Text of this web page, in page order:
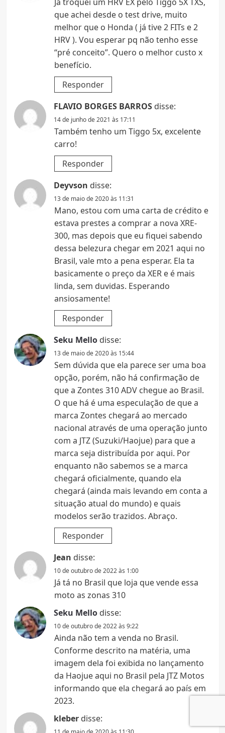
que achei desde o test drive, muito
melhor que o Honda ( já tive 2 FITs e 2
HRV ). Vou esperar pq não tenho esse
“pré conceito”. Quero o melhor custo x
benefício.
Responder
FLAVIO BORGES BARROS disse:
14 de junho de 2021 às 17:11
Também tenho um Tiggo 5x, excelente
carro!
Responder
Deyvson disse:
13 de maio de 2020 às 11:31
Mano, estou com uma carta de crédito e
estava prestes a comprar a nova XRE-
300, mas depois que eu fiquei sabendo
dessa belezura chegar em 2021 aqui no
Brasil, vale mto a pena esperar. Ela ta
basicamente o preço da XER e é mais
linda, sem duvidas. Esperando
ansiosamente!
Responder
Seku Mello disse:
13 de maio de 2020 às 15:44
Sem dúvida que ela parece ser uma boa
opção, porém, não há confirmação de
que a Zontes 310 ADV chegue ao Brasil.
O que há é uma especulação de que a
marca Zontes chegará ao mercado
nacional através de uma operação junto
com a JTZ (Suzuki/Haojue) para que a
marca seja distribuída por aqui. Por
enquanto não sabemos se a marca
chegará oficialmente, quando ela
chegará (ainda mais levando em conta a
situação atual do mundo) e quais
modelos serão trazidos. Abraço.
Responder
Jean disse:
10 de outubro de 2022 às 1:00
Já tá no Brasil que loja que vende essa
moto as zonas 310
Seku Mello disse:
10 de outubro de 2022 às 9:22
Ainda não tem a venda no Brasil.
Conforme descrito na matéria, uma
imagem dela foi exibida no lançamento
da Haojue aqui no Brasil pela JTZ Motos
informando que ela chegará ao país em
2023.
kleber disse: